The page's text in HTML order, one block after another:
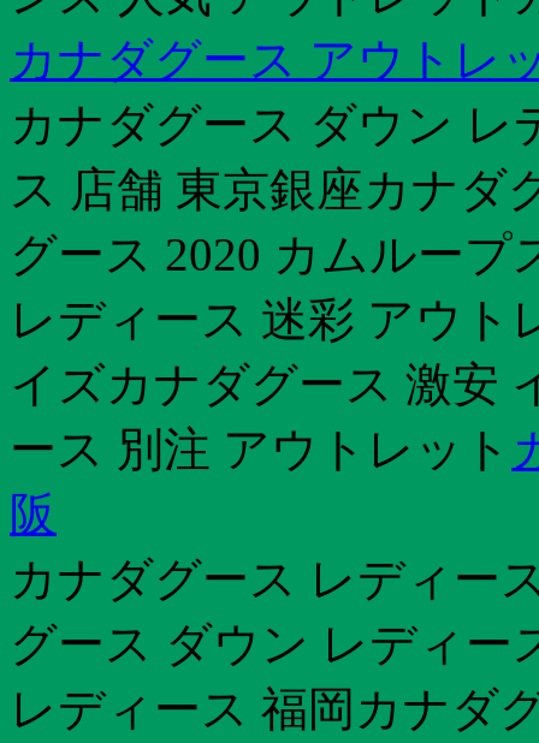
カナダグース アウトレ
カナダグース ダウン レ
ス 店舗 東京銀座カナダ
グース 2020 カムルー
レディース 迷彩 アウト
イズカナダグース 激安
ース 別注 アウトレット
阪
カナダグース レディー
グース ダウン レディー
レディース 福岡カナダ